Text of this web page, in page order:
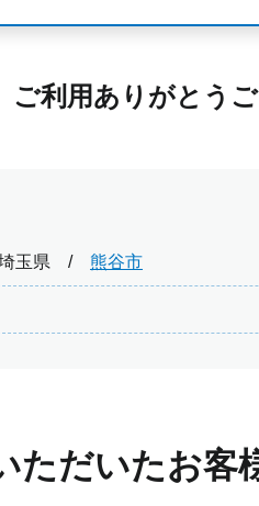
ご利用ありがとう
玉県 熊谷市
ただいたお客